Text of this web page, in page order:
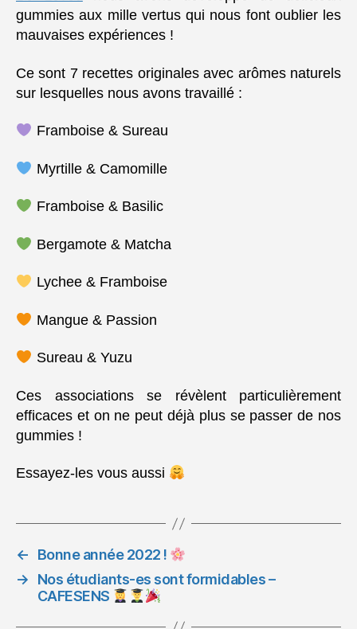
gummies aux mille vertus qui nous font oublier les
mauvaises expériences !
Ce sont 7 recettes originales avec arômes naturels
sur lesquelles nous avons travaillé :
Framboise & Sureau
Myrtille & Camomille
Framboise & Basilic
Bergamote & Matcha
Lychee & Framboise
Mangue & Passion
Sureau & Yuzu
Ces associations se révèlent particulièrement
efficaces et on ne peut déjà plus se passer de nos
gummies !
Essayez-les vous aussi
←
Bonne année 2022 !
→
Nos étudiants-es sont formidables –
CAFESENS